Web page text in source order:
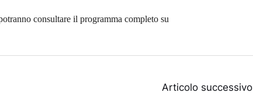
consultare il programma completo su
Articolo successivo